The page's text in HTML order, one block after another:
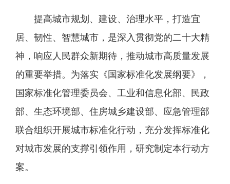
提高城市规划、建设、治理水平，打造宜
居、韧性、智慧城市，是深入贯彻党的二十大精
神，响应人民群众新期待，推动城市高质量发展
的重要举措。为落实《国家标准化发展纲要》，
国家标准化管理委员会、工业和信息化部、民政
部、生态环境部、住房城乡建设部、应急管理部
联合组织开展城市标准化行动，充分发挥标准化
对城市发展的支撑引领作用，研究制定本行动方
案。